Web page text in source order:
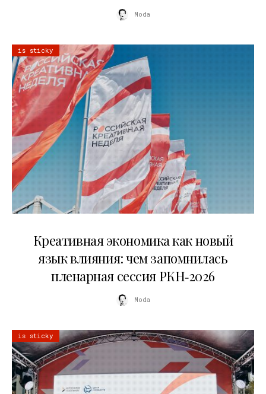
Moda
is sticky
Креативная экономика как новый
язык влияния: чем запомнилась
пленарная сессия РКН‑2026
Moda
is sticky